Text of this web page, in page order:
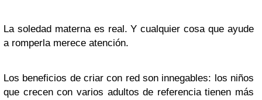
La soledad materna es real. Y cualquier cosa que ayude
a romperla merece atención.
Los beneficios de criar con red son innegables: los niños
que crecen con varios adultos de referencia tienen más